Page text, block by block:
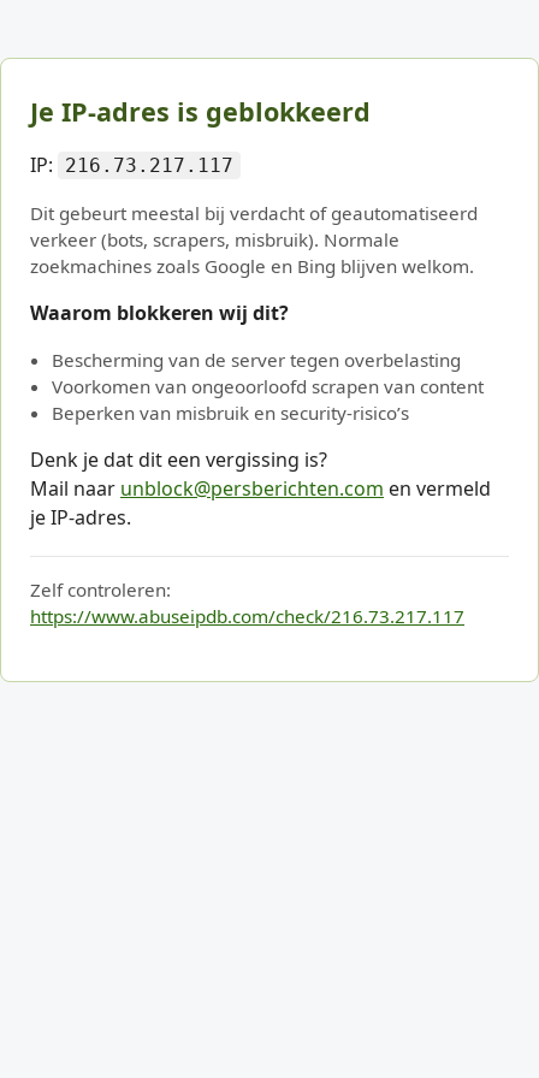
Je IP-adres is geblokkeerd
IP: 216.73.217.117
Dit gebeurt meestal bij verdacht of geautomatiseerd
verkeer (bots, scrapers, misbruik). Normale
zoekmachines zoals Google en Bing blijven welkom.
Waarom blokkeren wij dit?
Bescherming van de server tegen overbelasting
Voorkomen van ongeoorloofd scrapen van content
Beperken van misbruik en security-risico’s
Denk je dat dit een vergissing is?
Mail naar unblock@persberichten.com en vermeld
je IP-adres.
Zelf controleren:
https://www.abuseipdb.com/check/216.73.217.117